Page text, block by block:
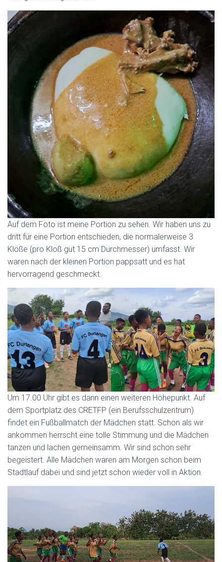
Auf dem Foto ist meine Portion zu sehen. Wir haben uns zu
dritt für eine Portion entschieden, die normalerweise 3
Klöße (pro Kloß gut 15 cm Durchmesser) umfasst. Wir
waren nach der kleinen Portion pappsatt und es hat
hervorragend geschmeckt.
Um 17.00 Uhr gibt es dann einen weiteren Höhepunkt. Auf
dem Sportplatz des CRETFP (ein Berufsschulzentrum)
findet ein Fußballmatch der Mädchen statt. Schon als wir
ankommen herrscht eine tolle Stimmung und die Mädchen
tanzen und lachen gemeinsamm. Wir sind schon sehr
begeistert. Alle Mädchen waren am Morgen schon beim
Stadtlauf dabei und sind jetzt schon wieder voll in Aktion.